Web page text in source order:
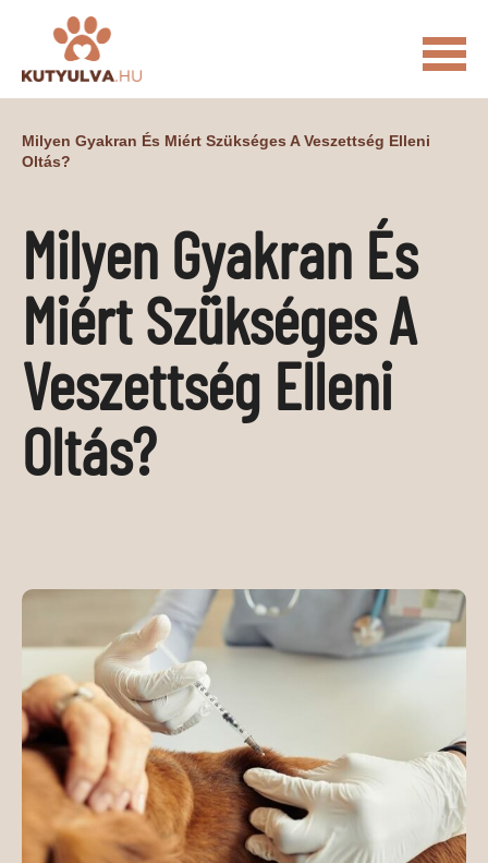
MACSKÁS VIDEÓK
CUKI ÉLETKÉPEK NÖVÉNYEK
ÁLLATI
ÁLLATI FELSZERELÉSEK
ÁLLATI SZOLGÁLTATÁSOK
PR CIKKEK
Milyen Gyakran És Miért Szükséges A Veszettség Elleni
Oltás?
Milyen Gyakran És
Miért Szükséges A
Veszettség Elleni
Oltás?